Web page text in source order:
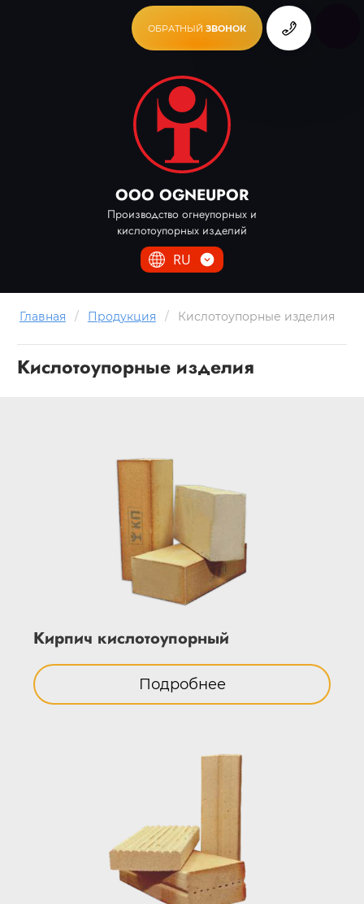
ОБРАТНЫЙ ЗВОНОК
ООО OGNEUPOR
Производство огнеупорных и
кислотоупорных изделий
RU
Главная / Продукция / Кислотоупорные изделия
Кислотоупорные изделия
Кирпич кислотоупорный
Подробнее